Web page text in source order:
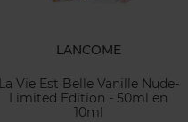
LANCOME
La Vie Est Belle Vanille Nude-
Limited Edition - 50ml en
10ml